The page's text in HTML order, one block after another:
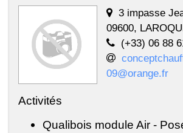
3 impasse
09600,
(+33) 06 88
09@orange.fr
Activités
Qualibois module Air -